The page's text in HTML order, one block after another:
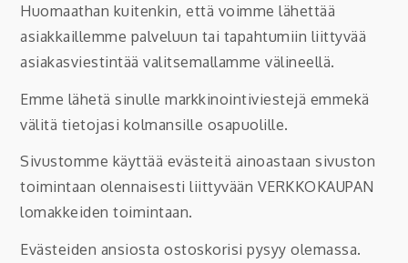
Huomaathan kuitenkin, että voimme lähettää
asiakkaillemme palveluun tai tapahtumiin liittyvää
asiakasviestintää valitsemallamme välineellä.
Emme lähetä sinulle markkinointiviestejä emmekä
välitä tietojasi kolmansille osapuolille.
Sivustomme käyttää evästeitä ainoastaan sivuston
toimintaan olennaisesti liittyvään VERKKOKAUPAN
lomakkeiden toimintaan.
Evästeiden ansiosta ostoskorisi pysyy olemassa.